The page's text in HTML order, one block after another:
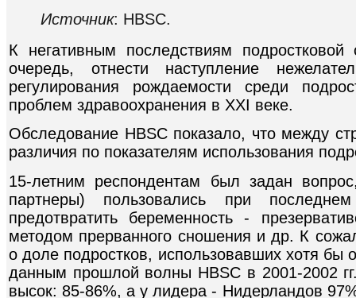
Источник: HBSC.
К негативным последствиям
очередь, отнести наступление
регулирования рождаемости среди
проблем здравоохранения в XXI веке.
Обследование HBSC показало, что между
различия по показателям использования
15-летним респондентам был задан
партнеры) пользовались при
предотвратить беременность -
методом прерванного сношения и др. К
о доле подростков, использовавших хотя бы
данным прошлой волны HBSC в 2001-2002
высок: 85-86%, а у лидера - Нидерландов